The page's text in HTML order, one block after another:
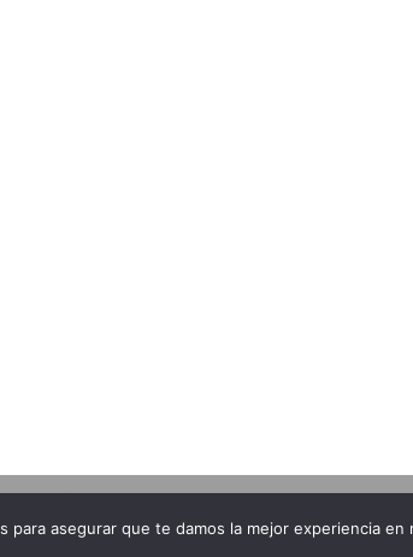
para asegurar que te damos la mejor experiencia